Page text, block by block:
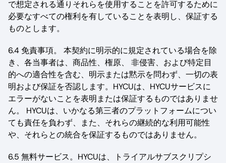
で想定される通りそれらを使用することを許可するために
必要なすべての権利を有していることを表明し、保証する
ものとします。
6.4 免責事項。 本契約に明示的に規定されている場合を除
き、各当事者は、商品性、権原、 非侵害、および特定目
的への適合性を含む、明示または黙示を問わず、一切の表
明および保証を否認します。HYCUは、HYCUサービスに
エラーがないことを表明または保証するものではありませ
ん。 HYCUは、いかなる第三者のプラットフォームについ
ても責任を負わず、また、それらの継続的な利用可能性
や、それらとの統合を保証するものではありません。
6.5 無料サービス。HYCUは、トライアルサブスクリプシ